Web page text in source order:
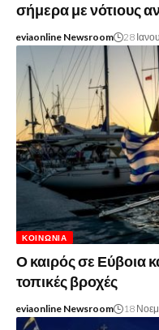
σήμερα με νότιους
eviaonline Newsroom 28
ΚΟΙΝΩΝΊΑ
Ο καιρός σε Εύβοια
τοπικές βροχές
eviaonline Newsroom 18